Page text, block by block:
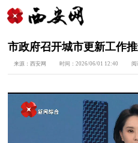
市政府召开城市更新工作
来源：西安网 时间：2026/06/01 12:40 阅